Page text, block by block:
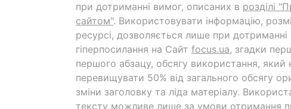
при дотриманні вимог, описаних в розділі
сайтом". Використовувати інформацію,
ресурсі, дозволяється лише при
гіперпосилання на Cайт focus.ua, згадки
першого абзацу, обсягу використання,
перевищувати 50% від загального обсягу
зміни заголовку та ліда матеріалу.
тексту можливе лише за умови отримання